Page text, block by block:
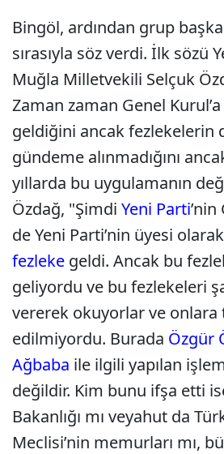
Bingöl, ardından grup
sırasıyla söz verdi. İlk sözü
Muğla Milletvekili Selçuk
Zaman zaman Genel
geldiğini ancak fezlekelerin
gündeme alınmadığını
yıllarda bu uygulamanın
Özdağ, "Şimdi Yeni Parti’nin
de Yeni Parti’nin üyesi
fezleke geldi. Ancak bu
geliyordu ve bu fezlekeleri
vererek okuyorlar ve onlara
edilmiyordu. Burada Özgür
Ağbaba ile ilgili yapılan
değildir. Kim bunu ifşa etti
Bakanlığı mı veyahut da
Meclisi’nin memurları mı,